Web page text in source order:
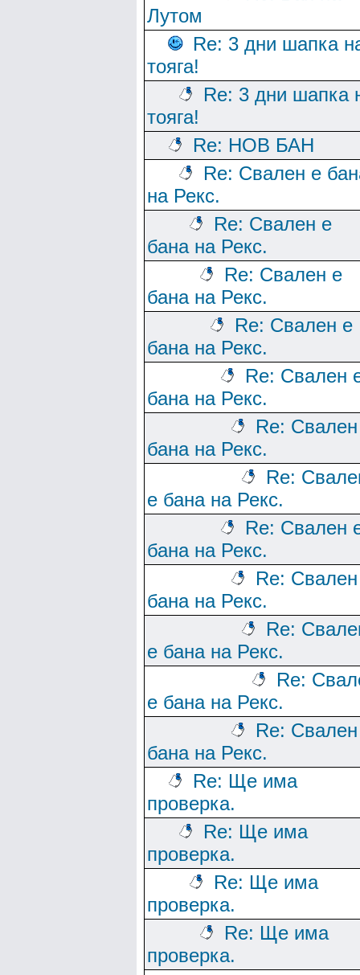
Лутом
Re: 3 дни шапка
тояга!
Re: 3 дни шапка
тояга!
Re: НОВ БАН
Re: Свален е
на Рекс.
Re: Свален е
бана на Рекс.
Re: Свален е
бана на Рекс.
Re: Свален е
бана на Рекс.
Re: Свален
бана на Рекс.
Re:
бана на Рекс.
Re:
е бана на Рекс.
Re: Свален
бана на Рекс.
Re:
бана на Рекс.
Re:
е бана на Рекс.
Re:
е бана на Рекс.
Re:
бана на Рекс.
Re: Ще има
проверка.
Re: Ще има
проверка.
Re: Ще има
проверка.
Re: Ще има
проверка.